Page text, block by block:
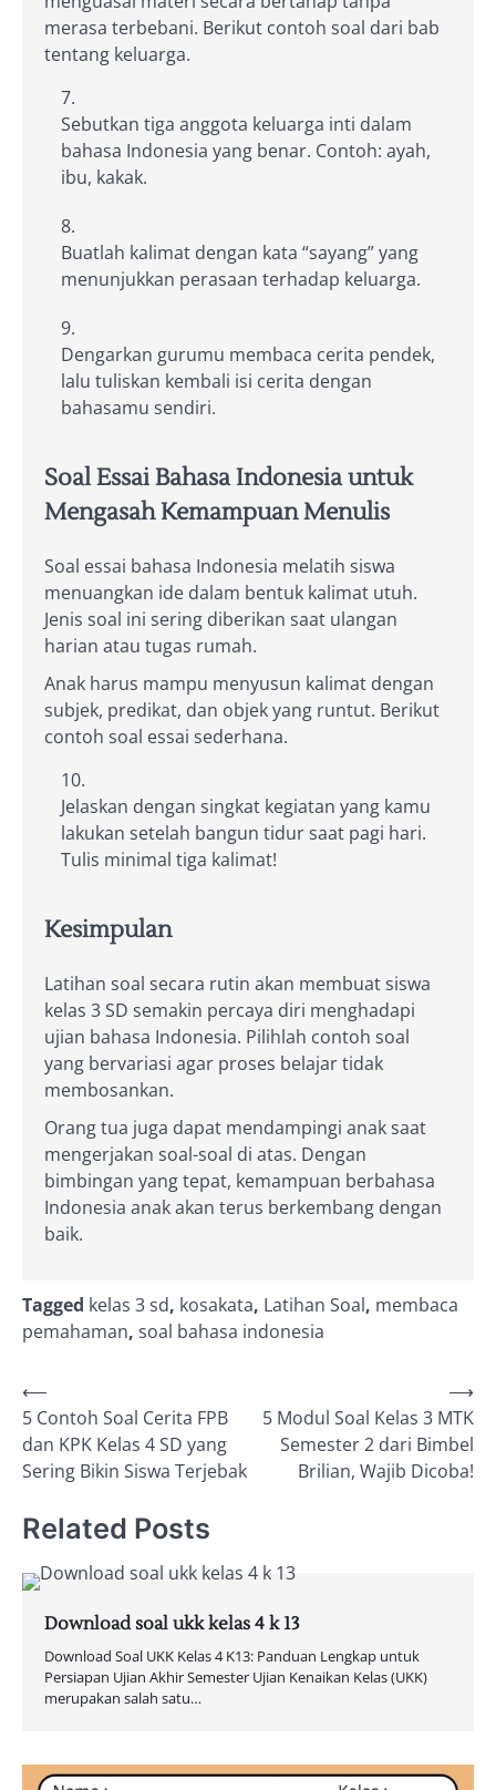
merasa terbebani. Berikut contoh soal dari bab
tentang keluarga.
Sebutkan tiga anggota keluarga inti dalam
bahasa Indonesia yang benar. Contoh: ayah,
ibu, kakak.
Buatlah kalimat dengan kata “sayang” yang
menunjukkan perasaan terhadap keluarga.
Dengarkan gurumu membaca cerita pendek,
lalu tuliskan kembali isi cerita dengan
bahasamu sendiri.
Soal Essai Bahasa Indonesia untuk
Mengasah Kemampuan Menulis
Soal essai bahasa Indonesia melatih siswa
menuangkan ide dalam bentuk kalimat utuh.
Jenis soal ini sering diberikan saat ulangan
harian atau tugas rumah.
Anak harus mampu menyusun kalimat dengan
subjek, predikat, dan objek yang runtut. Berikut
contoh soal essai sederhana.
Jelaskan dengan singkat kegiatan yang kamu
lakukan setelah bangun tidur saat pagi hari.
Tulis minimal tiga kalimat!
Kesimpulan
Latihan soal secara rutin akan membuat siswa
kelas 3 SD semakin percaya diri menghadapi
ujian bahasa Indonesia. Pilihlah contoh soal
yang bervariasi agar proses belajar tidak
membosankan.
Orang tua juga dapat mendampingi anak saat
mengerjakan soal-soal di atas. Dengan
bimbingan yang tepat, kemampuan berbahasa
Indonesia anak akan terus berkembang dengan
baik.
Tagged kelas 3 sd, kosakata, Latihan Soal, membaca
pemahaman, soal bahasa indonesia
Post
navigation
⟵
5 Contoh Soal Cerita FPB
dan KPK Kelas 4 SD yang
Sering Bikin Siswa Terjebak
5 Modul Soal Kelas 3 MTK
Semester 2 dari Bimbel
Brilian, Wajib Dicoba!
⟶
Related Posts
Download soal ukk kelas 4 k 13
Download Soal UKK Kelas 4 K13: Panduan Lengkap untuk
Persiapan Ujian Akhir Semester Ujian Kenaikan Kelas (UKK)
merupakan salah satu…